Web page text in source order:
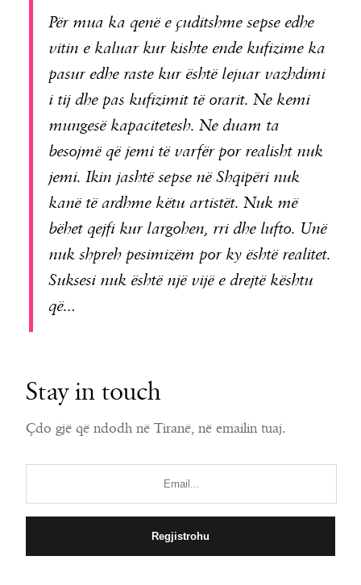
Për mua ka qenë e çuditshme sepse edhe
vitin e kaluar kur kishte ende kufizime ka
pasur edhe raste kur është lejuar vazhdimi
i tij dhe pas kufizimit të orarit. Ne kemi
mungesë kapacitetesh. Ne duam ta
besojmë që jemi të varfër por realisht nuk
jemi. Ikin jashtë sepse në Shqipëri nuk
kanë të ardhme këtu artistët. Nuk më
bëhet qejfi kur largohen, rri dhe lufto. Unë
nuk shpreh pesimizëm por ky është realitet.
Suksesi nuk është një vijë e drejtë kështu
që…
Stay in touch
Çdo gjë që ndodh në Tiranë, në emailin tuaj.